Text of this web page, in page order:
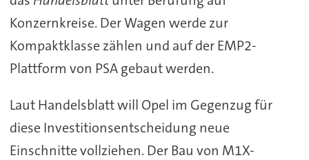
Konzernkreise. Der Wagen werde zur
Kompaktklasse zählen und auf der EMP2-
Plattform von PSA gebaut werden.
Laut Handelsblatt will Opel im Gegenzug für
diese Investitionsentscheidung neue
Einschnitte vollziehen. Der Bau von M1X-